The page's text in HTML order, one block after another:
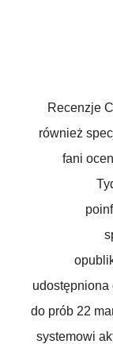
Recenzje
również
fani
do prób 22
systemowi